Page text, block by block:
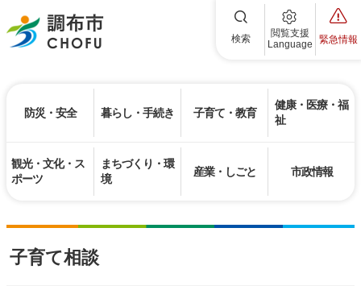
調布市 検索
閲覧支援
Language
緊急情報
防災・安全 暮らし・手続き 子育て・教育
健康・医療・福
祉
観光・文化・ス
ポーツ
まちづくり・環
境
産業・しごと 市政情報
子育て相談